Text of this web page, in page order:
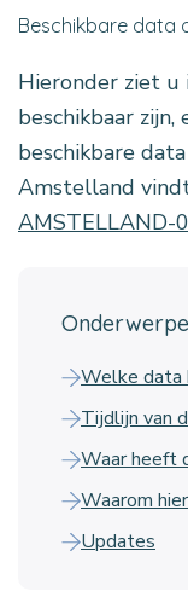
Beschikbare data
Hieronder ziet
beschikbaar
beschikbare
Amstelland
AMSTELLAND-
Welke data
Tijdlijn van
Waar heeft
Waarom
Updates